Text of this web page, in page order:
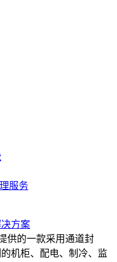
服务
方案
供的一款采用通道封
机柜、配电、制冷、监